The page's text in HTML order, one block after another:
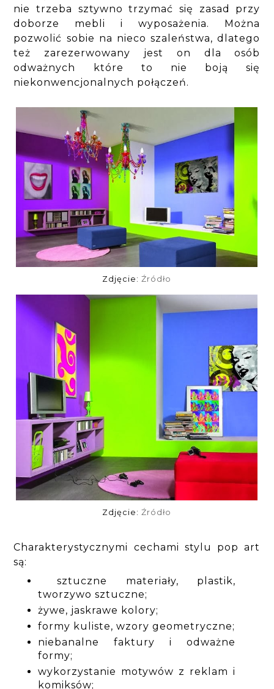
nie trzeba sztywno trzymać się zasad przy
doborze mebli i wyposażenia. Można
pozwolić sobie na nieco szaleństwa, dlatego
też zarezerwowany jest on dla osób
odważnych które to nie boją się
niekonwencjonalnych połączeń.
Zdjęcie:Źródło
Zdjęcie:Źródło
Charakterystycznymi cechami stylu pop art
są:
sztuczne materiały, plastik,
tworzywo sztuczne;
żywe, jaskrawe kolory;
formy kuliste, wzory geometryczne;
niebanalne faktury i odważne
formy;
wykorzystanie motywów z reklam i
komiksów;